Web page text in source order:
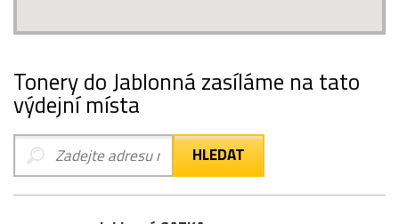
Tonery do Jablonná zasíláme na tato
výdejní místa